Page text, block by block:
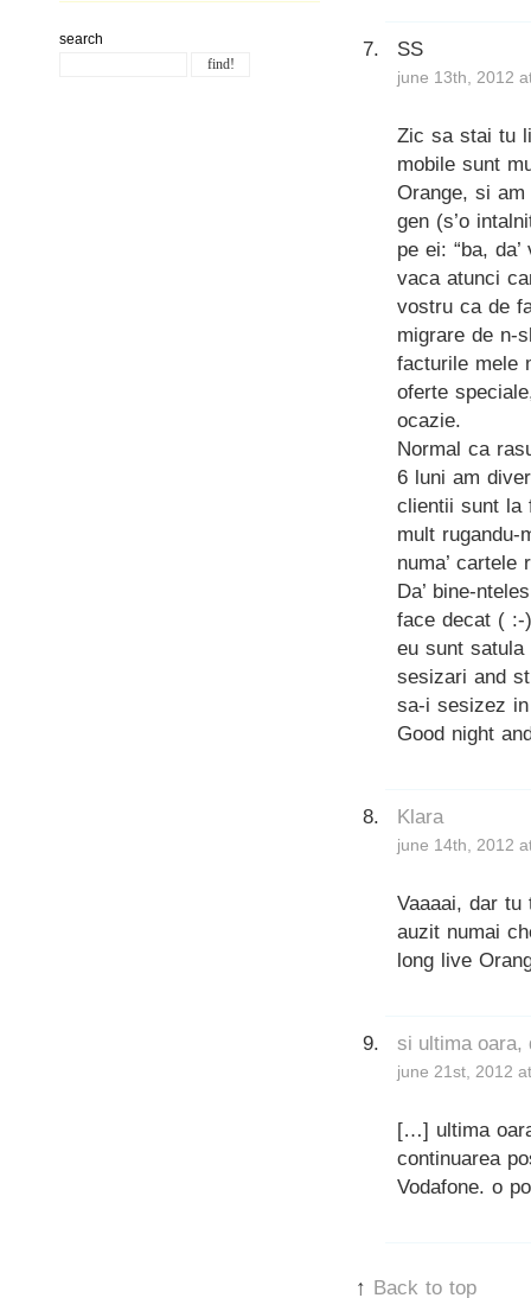
search SS
june 13th, 2012
Zic sa stai tu
mobile sunt
Orange, si
gen (s’o
pe ei: “ba,
vaca atunci
vostru ca de
migrare de n-
facturile mele
oferte
ocazie.
Normal ca
6 luni am
clientii sunt la
mult rugandu-
numa’
Da’ bine-
face decat (
eu sunt
sesizari and
sa-i sesizez
Good night
Klara
june 14th, 2012
Vaaaai, dar
auzit numai
long live
si ultima
june 21st, 2012
[…] ultima
continuarea
Vodafone. o
↑ Back to top